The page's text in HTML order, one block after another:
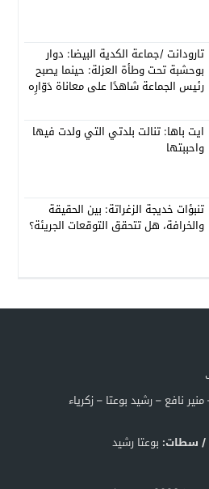
تارودانت /جماعة الكدية البيضا: دوار
بوحشبة تحت وطأة العزلة: حينما يصبح
رئيس الجماعة شاهدًا على معاناة دَوّارِه
ايت باها: تنالت بلدتي التي ولدت فيها
واحببتها
تنبؤات خديجة الزغراتة: بين الحقيقة
والخرافة، هل تتحقق التوقعات الجريئة؟
نافع – رشيد بوعتا – زكرياء
/ سطات: بوعتا رشيد